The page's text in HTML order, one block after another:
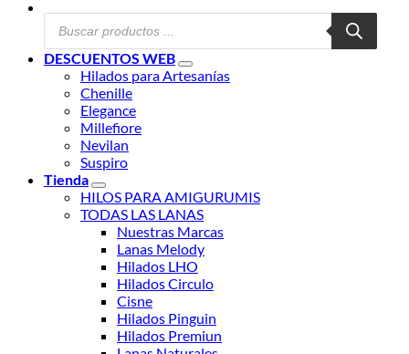
Búsqueda
productos
DESCUENTOS WEB
Hilados para Artesanías
Chenille
Elegance
Millefiore
Nevilan
Suspiro
Tienda
HILOS PARA AMIGURUMIS
TODAS LAS LANAS
Nuestras Marcas
Lanas Melody
Hilados LHO
Hilados Circulo
Cisne
Hilados Pinguin
Hilados Premiun